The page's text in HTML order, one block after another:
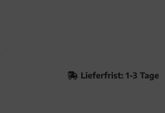
Lieferfrist: 1-3 Tage